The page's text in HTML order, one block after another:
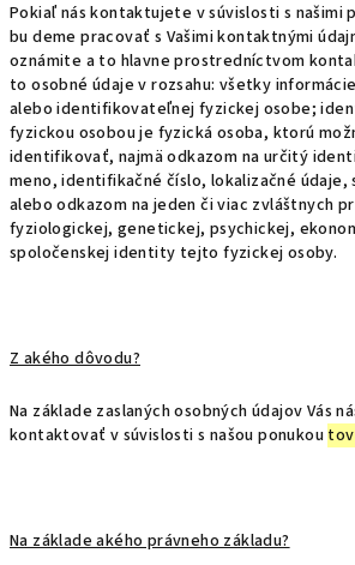
Pokiaľ nás kontaktujete v súvislosti s našimi
bu deme pracovať s Vašimi kontaktnými
oznámite a to hlavne prostredníctvom
to osobné údaje v rozsahu: všetky
alebo identifikovateľnej fyzickej osobe;
fyzickou osobou je fyzická osoba, ktorú
identifikovať, najmä odkazom na určitý
meno, identifikačné číslo, lokalizačné
alebo odkazom na jeden či viac zvláštnych
fyziologickej, genetickej, psychickej,
spoločenskej identity tejto fyzickej osoby.
Z akého dôvodu?
Na základe zaslaných osobných údajov Vás
kontaktovať v súvislosti s našou ponukou
Na základe akého právneho základu?